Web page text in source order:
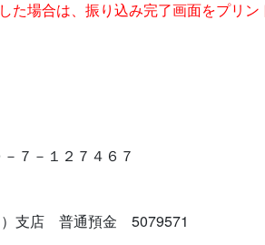
た場合は、振り込み完了画面をプリン
１２７４６７
支店 普通預金 5079571